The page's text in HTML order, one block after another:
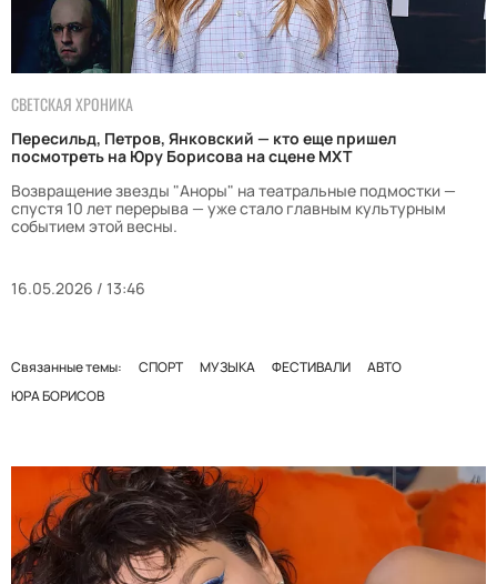
СВЕТСКАЯ ХРОНИКА
Пересильд, Петров, Янковский — кто еще пришел
посмотреть на Юру Борисова на сцене МХТ
Возвращение звезды "Аноры" на театральные подмостки —
спустя 10 лет перерыва — уже стало главным культурным
событием этой весны.
16.05.2026 / 13:46
Связанные темы: СПОРТ МУЗЫКА ФЕСТИВАЛИ
АВТО
ЮРА БОРИСОВ